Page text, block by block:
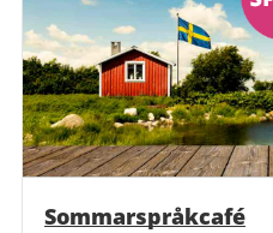
Sommarspråkcafé